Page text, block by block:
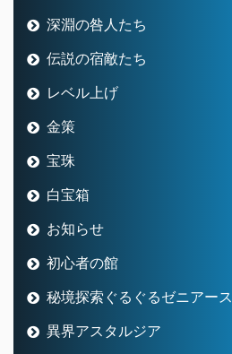
深淵の咎人たち
伝説の宿敵たち
レベル上げ
金策
宝珠
白宝箱
お知らせ
初心者の館
秘境探索ぐるぐるゼニアース
異界アスタルジア